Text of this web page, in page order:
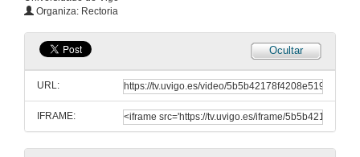
Organiza: Rectoria
Ocultar
URL:
IFRAME:
O Coro Universitario interpreta o "Canticorum Iubilo"
31 de xan. de 2011
Lectura da Sra. Secretaria Xeral e entrada do candidato a Doutor Honoris Causa